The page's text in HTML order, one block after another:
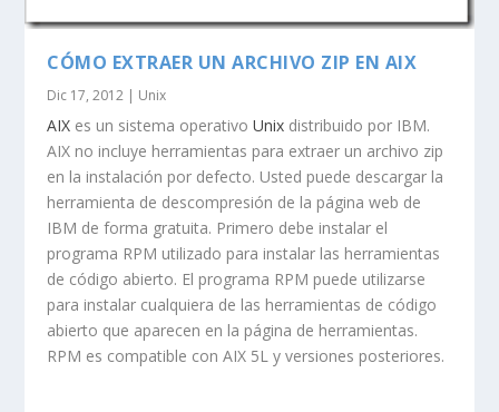
CÓMO EXTRAER UN ARCHIVO ZIP EN AIX
Dic 17, 2012 | Unix
AIX es un sistema operativoUnix distribuido por IBM.
AIX no incluye herramientas para extraer un archivo zip
en la instalación por defecto. Usted puede descargar la
herramienta de descompresión de la página web de
IBM de forma gratuita. Primero debe instalar el
programa RPM utilizado para instalar las herramientas
de código abierto. El programa RPM puede utilizarse
para instalar cualquiera de las herramientas de código
abierto que aparecen en la página de herramientas.
RPM es compatible con AIX 5L y versiones posteriores.